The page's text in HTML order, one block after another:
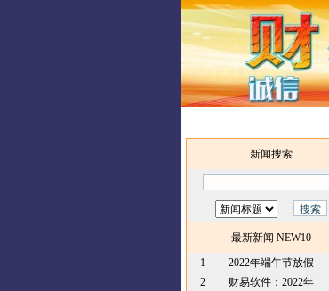
新闻搜索
最新新闻 NEW10
1
2022年端午节放假
2
财易软件：2022年